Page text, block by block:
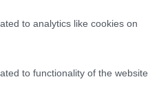
to analytics like cookies on
to functionality of the website
nel verde, area...